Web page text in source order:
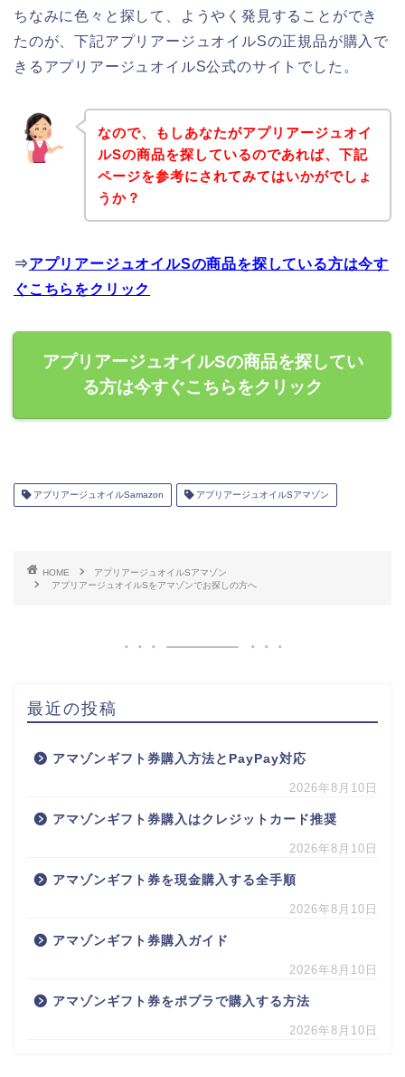
ちなみに色々と探して、ようやく発見することができ
たのが、下記アプリアージュオイルSの正規品が購入で
きるアプリアージュオイルS公式のサイトでした。
なので、もしあなたがアプリアージュオイ
ルSの商品を探しているのであれば、下記
ページを参考にされてみてはいかがでしょ
うか？
⇒アプリアージュオイルSの商品を探している方は今す
ぐこちらをクリック
アプリアージュオイルSの商品を探してい
る方は今すぐこちらをクリック
アプリアージュオイルSamazon アプリアージュオイルSアマゾン
HOME
アプリアージュオイルSアマゾン
アプリアージュオイルSをアマゾンでお探しの方へ
最近の投稿
アマゾンギフト券購入方法とPayPay対応
2026年8月10日
アマゾンギフト券購入はクレジットカード推奨
2026年8月10日
アマゾンギフト券を現金購入する全手順
2026年8月10日
アマゾンギフト券購入ガイド
2026年8月10日
アマゾンギフト券をポプラで購入する方法
2026年8月10日